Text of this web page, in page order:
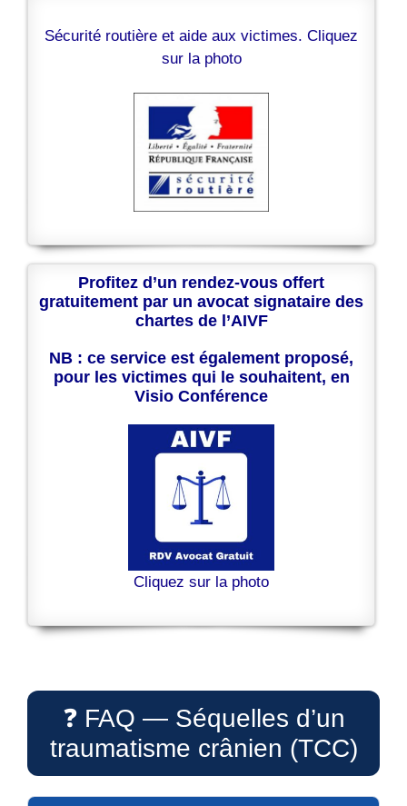
Sécurité routière et aide aux victimes. Cliquez
sur la photo
Profitez d’un rendez-vous offert
gratuitement par un avocat signataire des
chartes de l’AIVF
NB : ce service est également proposé,
pour les victimes qui le souhaitent, en
Visio Conférence
Cliquez sur la photo
❓ FAQ — Séquelles d’un
traumatisme crânien (TCC)